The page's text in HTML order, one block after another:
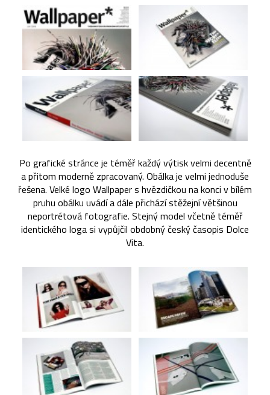
Po grafické stránce je téměř každý výtisk velmi decentně
a přitom moderně zpracovaný. Obálka je velmi jednoduše
řešena. Velké logo Wallpaper s hvězdičkou na konci v bílém
pruhu obálku uvádí a dále přichází stěžejní většinou
neportrétová fotografie. Stejný model včetně téměř
identického loga si vypůjčil obdobný český časopis Dolce
Vita.